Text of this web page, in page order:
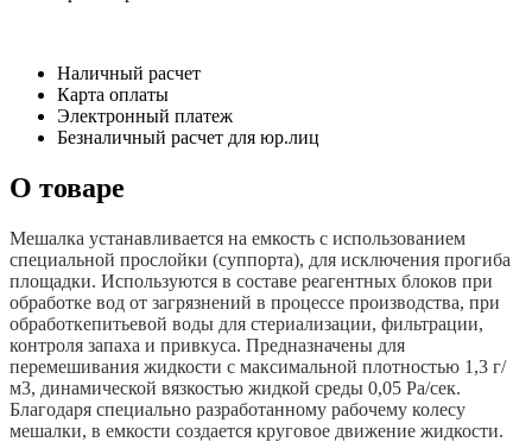
Наличный расчет
Карта оплаты
Электронный платеж
Безналичный расчет для юр.лиц
О товаре
Мешалка устанавливается на емкость с использованием
специальной прослойки (суппорта), для исключения прогиба
площадки. Используются в составе реагентных блоков при
обработке вод от загрязнений в процессе производства, при
обработкепитьевой воды для стериализации, фильтрации,
контроля запаха и привкуса. Предназначены для
перемешивания жидкости с максимальной плотностью 1,3 г/
м3, динамической вязкостью жидкой среды 0,05 Ра/сек.
Благодаря специально разработанному рабочему колесу
мешалки, в емкости создается круговое движение жидкости.